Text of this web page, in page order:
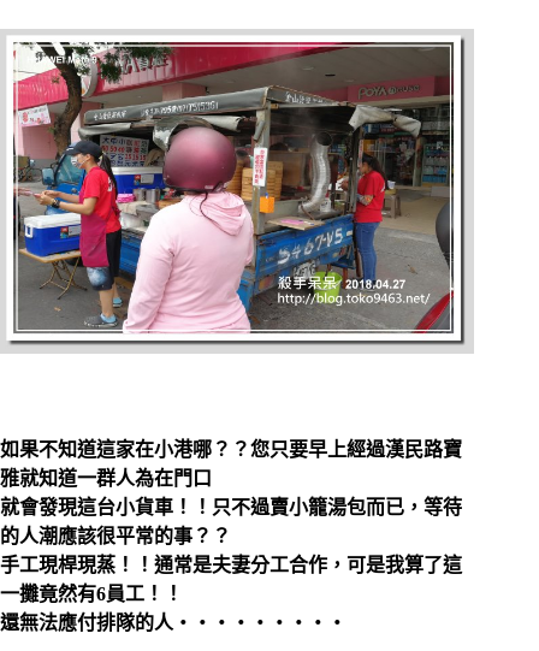
如果不知道這家在小港哪？？您只要早上經過漢民路寶
雅就知道一群人為在門口
就會發現這台小貨車！！只不過賣小籠湯包而已，等待
的人潮應該很平常的事？？
手工現桿現蒸！！通常是夫妻分工合作，可是我算了這
一攤竟然有6員工！！
還無法應付排隊的人‧‧‧‧‧‧‧‧‧